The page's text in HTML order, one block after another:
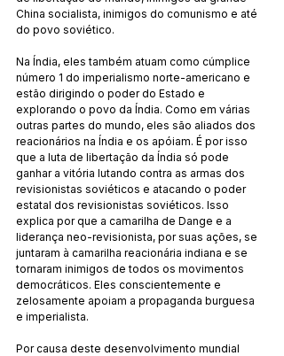
China socialista, inimigos do comunismo e até
do povo soviético.
Na Índia, eles também atuam como cúmplice
número 1 do imperialismo norte-americano e
estão dirigindo o poder do Estado e
explorando o povo da Índia. Como em várias
outras partes do mundo, eles são aliados dos
reacionários na Índia e os apóiam. É por isso
que a luta de libertação da Índia só pode
ganhar a vitória lutando contra as armas dos
revisionistas soviéticos e atacando o poder
estatal dos revisionistas soviéticos. Isso
explica por que a camarilha de Dange e a
liderança neo-revisionista, por suas ações, se
juntaram à camarilha reacionária indiana e se
tornaram inimigos de todos os movimentos
democráticos. Eles conscientemente e
zelosamente apoiam a propaganda burguesa
e imperialista.
Por causa deste desenvolvimento mundial